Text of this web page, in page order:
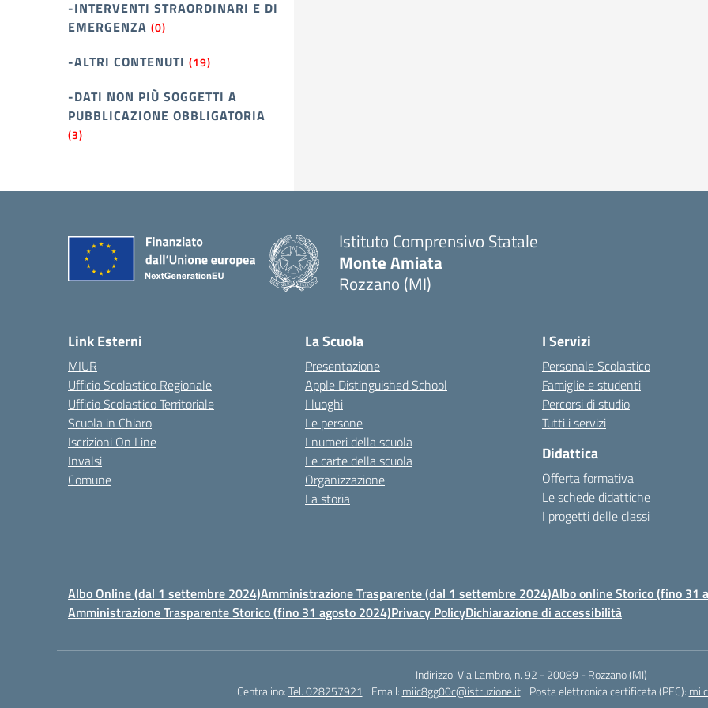
-INTERVENTI STRAORDINARI E DI
EMERGENZA (0)
-ALTRI CONTENUTI (19)
-DATI NON PIÙ SOGGETTI A
PUBBLICAZIONE OBBLIGATORIA
(3)
Istituto Comprensivo Statale
Monte Amiata
Rozzano (MI)
Link Esterni
MIUR
Ufficio Scolastico Regionale
Ufficio Scolastico Territoriale
Scuola in Chiaro
Iscrizioni On Line
Invalsi
Comune
La Scuola
Presentazione
Apple Distinguished School
I luoghi
Le persone
I numeri della scuola
Le carte della scuola
Organizzazione
La storia
I Servizi
Personale Scolastico
Famiglie e studenti
Percorsi di studio
Tutti i servizi
Didattica
Offerta formativa
Le schede didattiche
I progetti delle classi
Albo Online (dal 1 settembre 2024)Amministrazione Trasparente (dal 1 settembre 2024)Albo online Storico (fino 31
Amministrazione Trasparente Storico (fino 31 agosto 2024)Privacy PolicyDichiarazione di accessibilità
Indirizzo:Via Lambro, n. 92 - 20089 - Rozzano (MI)
Centralino:Tel. 028257921 Email: miic8gg00c@istruzione.it Posta elettronica certificata (PEC):